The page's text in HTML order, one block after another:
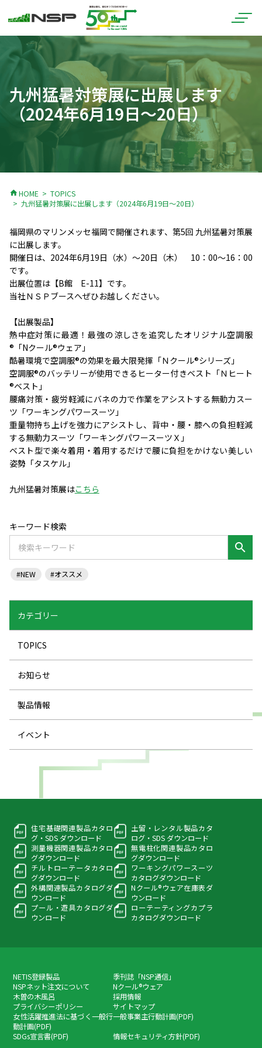
九州猛暑対策展に出展します
（2024年6月19日～20日）
home HOME
TOPICS
九州猛暑対策展に出展します（2024年6月19日～20日）
福岡県のマリンメッセ福岡で開催されます、第5回 九州猛暑対策展
に出展します。
開催日は、2024年6月19日（水）～20日（木） 10：00～16：00
です。
出展位置は【B館 E-11】です。
当社ＮＳＰブースへぜひお越しください。
【出展製品】
熱中症対策に最適！最強の涼しさを追究したオリジナル空調服
®「Nクール®ウェア」
酷暑環境で空調服®の効果を最大限発揮「Ｎクール®シリーズ」
空調服®のバッテリーが使用できるヒーター付きベスト「Ｎヒート
®ベスト」
腰痛対策・疲労軽減にバネの力で作業をアシストする無動力スー
ツ「ワーキングパワースーツ」
重量物持ち上げを強力にアシストし、背中・腰・膝への負担軽減
する無動力スーツ「ワーキングパワースーツＸ」
ベスト型で楽々着用・着用するだけで腰に負担をかけない美しい
姿勢「タスケル」
九州猛暑対策展はこちら
キーワード検索
search
#NEW #オススメ
カテゴリー
TOPICS
お知らせ
製品情報
イベント
住宅基礎関連製品カタロ
グ・SDS ダウンロード
土留・レンタル製品カタ
ログ・ SDS ダウンロード
測量機器関連製品カタロ
グダウンロード
無電柱化関連製品カタロ
グダウンロード
チルトローテータカタロ
グダウンロード
ワーキングパワースーツ
カタログダウンロード
外構関連製品カタログダ
ウンロード
Nクール®ウェア在庫表ダ
ウンロード
プール・遊具カタログダ
ウンロード
ローテーティングカプラ
カタログダウンロード
NETIS登録製品
季刊誌「NSP通信」
NSPネット注文について
Nクール®ウェア
木曽の木風呂
採用情報
プライバシーポリシー
サイトマップ
女性活躍推進法に基づく一般行
動計画(PDF)
一般事業主行動計画(PDF)
SDGs宣言書(PDF)
情報セキュリティ方針(PDF)